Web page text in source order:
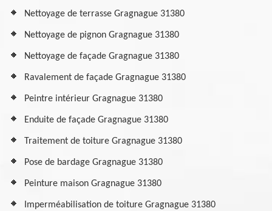
Nettoyage de terrasse Gragnague 31380
Nettoyage de pignon Gragnague 31380
Nettoyage de façade Gragnague 31380
Ravalement de façade Gragnague 31380
Peintre intérieur Gragnague 31380
Enduite de façade Gragnague 31380
Traitement de toiture Gragnague 31380
Pose de bardage Gragnague 31380
Peinture maison Gragnague 31380
Imperméabilisation de toiture Gragnague 31380